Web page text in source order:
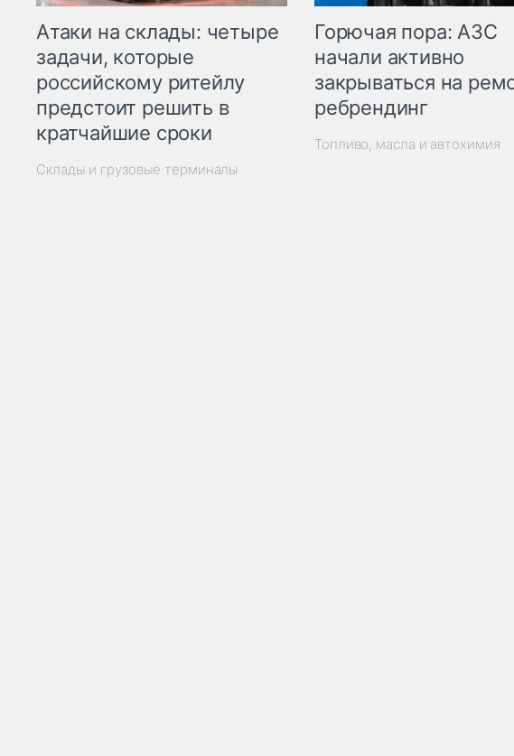
Атаки на склады: четыре
задачи, которые
российскому ритейлу
предстоит решить в
кратчайшие сроки
Склады и грузовые терминалы
Горючая пора: АЗС
начали активно
закрываться на
ребрендинг
Топливо, масла и автохимия